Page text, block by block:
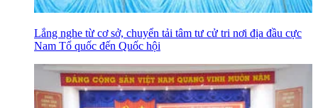
Lắng nghe từ cơ sở, chuyển tải tâm tư cử tri nơi địa đầu cực
Nam Tổ quốc đến Quốc hội